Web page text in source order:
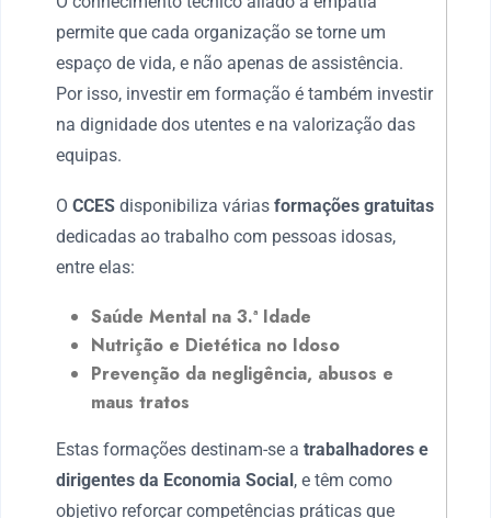
permite que cada organização se torne um
espaço de vida, e não apenas de assistência.
Por isso, investir em formação é também investir
na dignidade dos utentes e na valorização das
equipas.
O CCES disponibiliza várias formações gratuitas
dedicadas ao trabalho com pessoas idosas,
entre elas:
Saúde Mental na 3.ª Idade
Nutrição e Dietética no Idoso
Prevenção da negligência, abusos e
maus tratos
Estas formações destinam-se a trabalhadores e
dirigentes da Economia Social, e têm como
objetivo reforçar competências práticas que